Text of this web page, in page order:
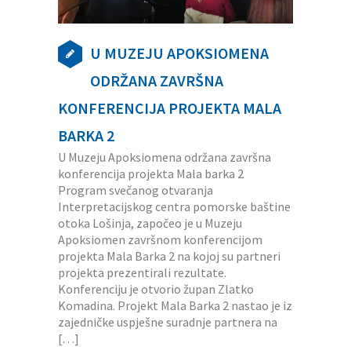
U MUZEJU APOKSIOMENA
ODRŽANA ZAVRŠNA
KONFERENCIJA PROJEKTA MALA
BARKA 2
U Muzeju Apoksiomena održana završna
konferencija projekta Mala barka 2
Program svečanog otvaranja
Interpretacijskog centra pomorske baštine
otoka Lošinja, započeo je u Muzeju
Apoksiomen završnom konferencijom
projekta Mala Barka 2 na kojoj su partneri
projekta prezentirali rezultate.
Konferenciju je otvorio župan Zlatko
Komadina. Projekt Mala Barka 2 nastao je iz
zajedničke uspješne suradnje partnera na
[…]